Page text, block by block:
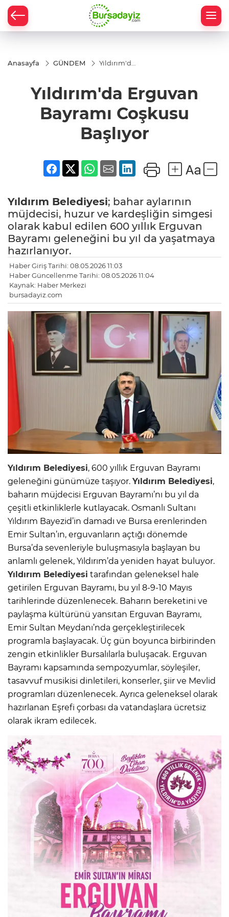
Anasayfa GÜNDEM
Yıldırım'da
Coşkusu
Başlıyor
Yıldırım'da Erguvan
Bayramı Coşkusu
Başlıyor
Yıldırım Belediyesi; bahar aylarının
müjdecisi, huzur ve kardeşliğin simgesi
olarak kabul edilen 600 yıllık Erguvan
Bayramı geleneğini bu yıl da yaşatmaya
hazırlanıyor.
Haber Giriş Tarihi: 08.05.2026 11:03
Haber Güncellenme Tarihi: 08.05.2026 11:04
Kaynak: Haber Merkezi
bursadayiz.com
Yıldırım Belediyesi, 600 yıllık Erguvan Bayramı
geleneğini günümüze taşıyor. Yıldırım Belediyesi,
baharın müjdecisi Erguvan Bayramı’nı bu yıl da
çeşitli etkinliklerle kutlayacak. Osmanlı Sultanı
Yıldırım Bayezid’in damadı ve Bursa erenlerinden
Emir Sultan’ın, erguvanların açtığı dönemde
Bursa’da sevenleriyle buluşmasıyla başlayan bu
anlamlı gelenek, Yıldırım’da yeniden hayat buluyor.
Yıldırım Belediyesi tarafından geleneksel hale
getirilen Erguvan Bayramı, bu yıl 8-9-10 Mayıs
tarihlerinde düzenlenecek. Baharın bereketini ve
paylaşma kültürünü yansıtan Erguvan Bayramı,
Emir Sultan Meydanı’nda gerçekleştirilecek
programla başlayacak. Üç gün boyunca birbirinden
zengin etkinlikler Bursalılarla buluşacak. Erguvan
Bayramı kapsamında sempozyumlar, söyleşiler,
tasavvuf musikisi dinletileri, konserler, şiir ve Mevlid
programları düzenlenecek. Ayrıca geleneksel olarak
hazırlanan Eşrefi çorbası da vatandaşlara ücretsiz
olarak ikram edilecek.